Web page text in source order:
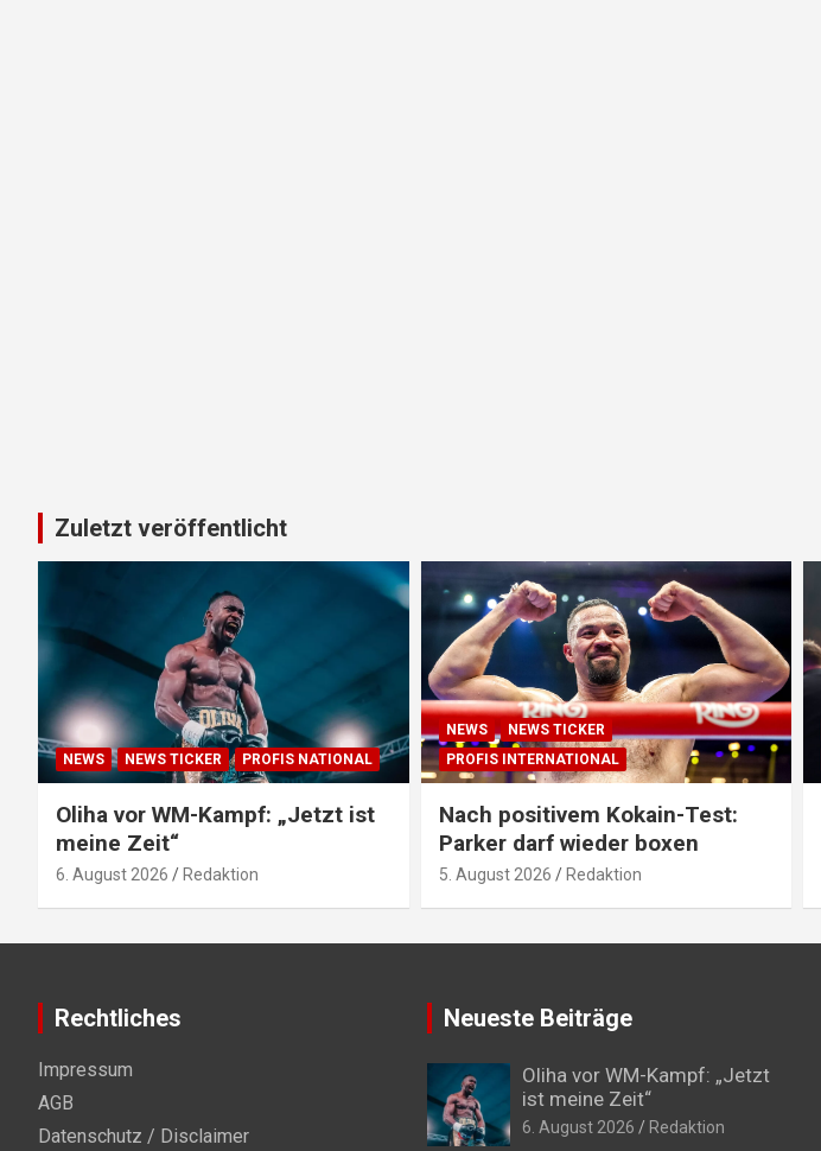
Zuletzt veröffentlicht
NEWS NEWS TICKER PROFIS NATIONAL
Oliha vor WM-Kampf: „Jetzt ist
meine Zeit“
6. August 2026 Redaktion
NEWS
NEWS TICKER
PROFIS INTERNATIONAL
Nach positivem Kokain-Test:
Parker darf wieder boxen
5. August 2026 Redaktion
Rechtliches
Impressum
AGB
Datenschutz / Disclaimer
Neueste Beiträge
Oliha vor WM-Kampf: „Jetzt
ist meine Zeit“
6. August 2026 Redaktion